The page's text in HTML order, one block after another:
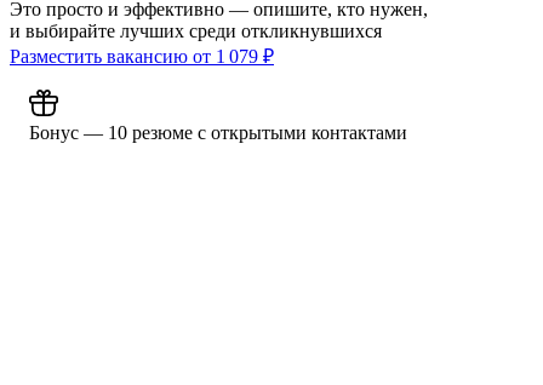
Это просто и эффективно — опишите, кто нужен,
и выбирайте лучших среди откликнувшихся
Разместить вакансию от 1 079 ₽
Бонус — 10 резюме с открытыми контактами